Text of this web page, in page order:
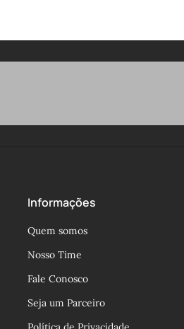
Informações
Quem somos
Nosso Time
Fale Conosco
Seja um Parceiro